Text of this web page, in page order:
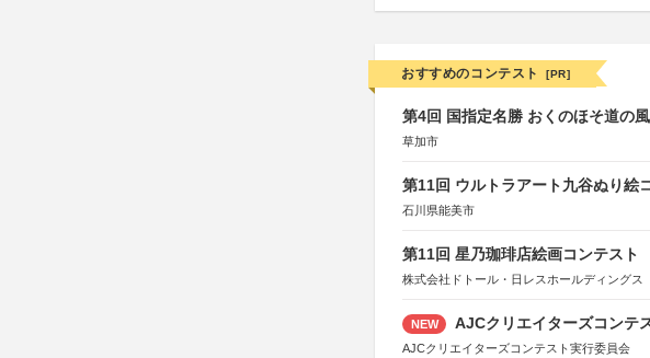
おすすめのコンテスト [PR]
第4回 国指定名勝 おくのほそ道の
草加市
第11回 ウルトラアート九谷ぬり絵
石川県能美市
第11回 星乃珈琲店絵画コンテスト
株式会社ドトール・日レスホールディングス
NEW AJCクリエイターズコンテ
AJCクリエイターズコンテスト実行委員会